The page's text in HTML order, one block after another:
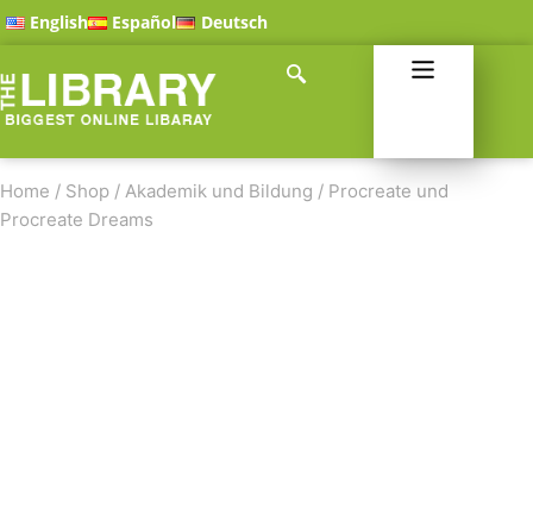
English Español Deutsch
Home / Shop / Akademik und Bildung / Procreate und
Procreate Dreams